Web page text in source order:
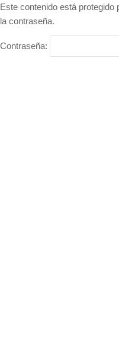
Este contenido está
la contraseña.
Contraseña: